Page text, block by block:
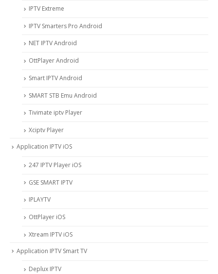
IPTV Extreme
IPTV Smarters Pro Android
NET IPTV Android
OttPlayer Android
Smart IPTV Android
SMART STB Emu Android
Tivimate iptv Player
Xciptv Player
Application IPTV iOS
247 IPTV Player iOS
‎GSE SMART IPTV
IPLAYTV
OttPlayer iOS
Xtream IPTV iOS
Application IPTV Smart TV
Deplux IPTV